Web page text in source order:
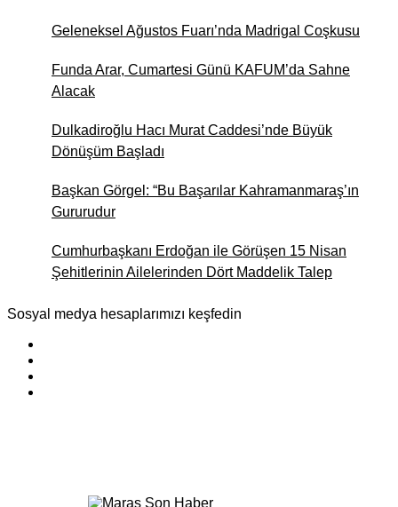
Av. Abdulsamed Ornek
Halka Arz Kavramı ve Hukuki
Niteliği
Geleneksel Ağustos Fuarı’nda Madrigal Coşkusu
Funda Arar, Cumartesi Günü KAFUM’da Sahne
Alacak
Dulkadiroğlu Hacı Murat Caddesi’nde Büyük
Dönüşüm Başladı
Başkan Görgel: “Bu Başarılar Kahramanmaraş’ın
Gururudur
Cumhurbaşkanı Erdoğan ile Görüşen 15 Nisan
Şehitlerinin Ailelerinden Dört Maddelik Talep
Sosyal medya hesaplarımızı keşfedin